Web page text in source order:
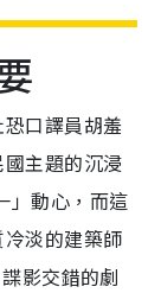
恐口譯員胡羞
主題的沉浸
」動心，而這
淡的建築師
影交錯的劇